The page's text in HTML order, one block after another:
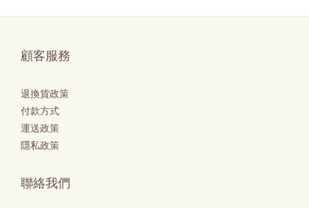
顧客服務
退換貨政策
付款方式
運送政策
隱私政策
聯絡我們